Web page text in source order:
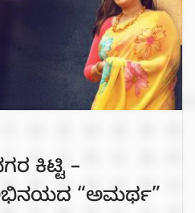
ಕಿಟ್ಟಿ –
“ಅಮರ್ಥ”